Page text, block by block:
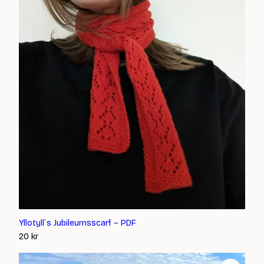
Yllotyll´s Jubileumsscarf – PDF
20 kr